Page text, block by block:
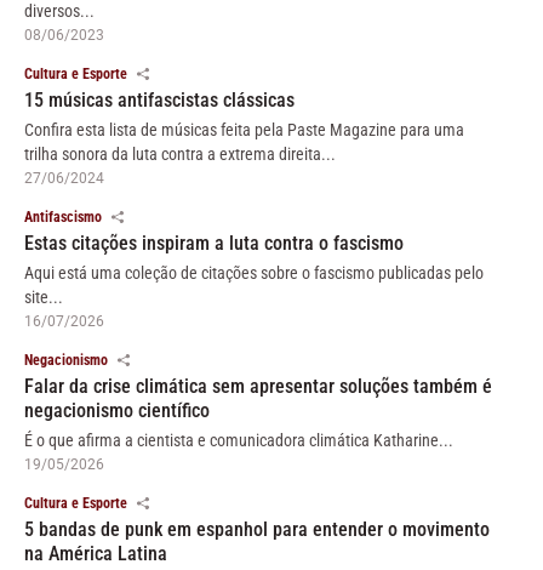
diversos...
08/06/2023
Cultura e Esporte
15 músicas antifascistas clássicas
Confira esta lista de músicas feita pela Paste Magazine para uma
trilha sonora da luta contra a extrema direita...
27/06/2024
Antifascismo
Estas citações inspiram a luta contra o fascismo
Aqui está uma coleção de citações sobre o fascismo publicadas pelo
site...
16/07/2026
Negacionismo
Falar da crise climática sem apresentar soluções também é
negacionismo científico
É o que afirma a cientista e comunicadora climática Katharine...
19/05/2026
Cultura e Esporte
5 bandas de punk em espanhol para entender o movimento
na América Latina